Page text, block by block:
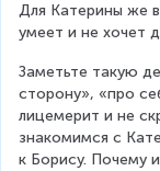
Для Катерины же
умеет и не хочет
Заметьте такую
сторону», «про
лицемерит и не
знакомимся с
к Борису. Почему